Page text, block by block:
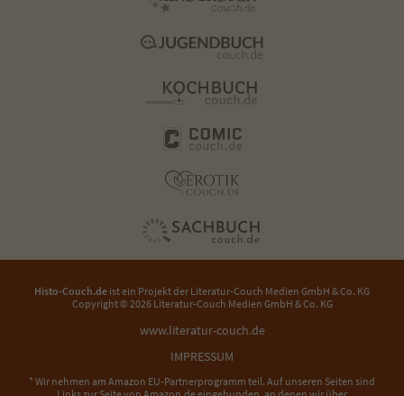
Histo-Couch.de ist ein Projekt der Literatur-Couch Medien GmbH & Co. KG
Copyright © 2026 Literatur-Couch Medien GmbH & Co. KG
www.literatur-couch.de
IMPRESSUM
* Wir nehmen am Amazon EU-Partnerprogramm teil. Auf unseren Seiten sind